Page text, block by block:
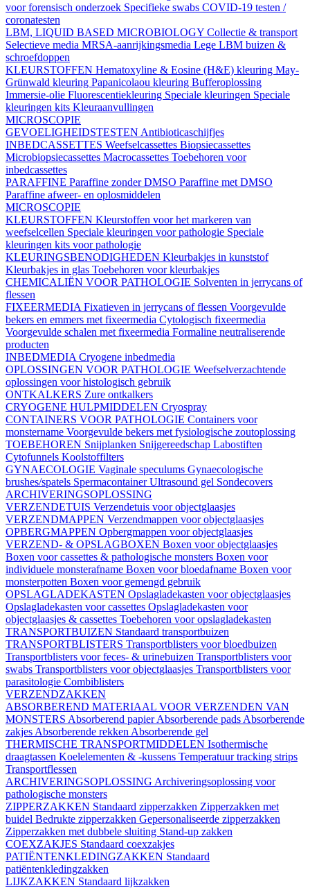
voor forensisch onderzoek Specifieke swabs COVID-19 testen /
coronatesten
LBM, LIQUID BASED MICROBIOLOGY Collectie & transport
Selectieve media MRSA-aanrijkingsmedia Lege LBM buizen &
schroefdoppen
KLEURSTOFFEN Hematoxyline & Eosine (H&E) kleuring May-
Grünwald kleuring Papanicolaou kleuring Bufferoplossing
Immersie-olie Fluorescentiekleuring Speciale kleuringen Speciale
kleuringen kits Kleuraanvullingen
MICROSCOPIE
GEVOELIGHEIDSTESTEN Antibioticaschijfjes
INBEDCASSETTES Weefselcassettes Biopsiecassettes
Microbiopsiecassettes Macrocassettes Toebehoren voor
inbedcassettes
PARAFFINE Paraffine zonder DMSO Paraffine met DMSO
Paraffine afweer- en oplosmiddelen
MICROSCOPIE
KLEURSTOFFEN Kleurstoffen voor het markeren van
weefselcellen Speciale kleuringen voor pathologie Speciale
kleuringen kits voor pathologie
KLEURINGSBENODIGHEDEN Kleurbakjes in kunststof
Kleurbakjes in glas Toebehoren voor kleurbakjes
CHEMICALIËN VOOR PATHOLOGIE Solventen in jerrycans of
flessen
FIXEERMEDIA Fixatieven in jerrycans of flessen Voorgevulde
bekers en emmers met fixeermedia Cytologisch fixeermedia
Voorgevulde schalen met fixeermedia Formaline neutraliserende
producten
INBEDMEDIA Cryogene inbedmedia
OPLOSSINGEN VOOR PATHOLOGIE Weefselverzachtende
oplossingen voor histologisch gebruik
ONTKALKERS Zure ontkalkers
CRYOGENE HULPMIDDELEN Cryospray
CONTAINERS VOOR PATHOLOGIE Containers voor
monstername Voorgevulde bekers met fysiologische zoutoplossing
TOEBEHOREN Snijplanken Snijgereedschap Labostiften
Cytofunnels Koolstoffilters
GYNAECOLOGIE Vaginale speculums Gynaecologische
brushes/spatels SpermacontainerUltrasound gel Sondecovers
ARCHIVERINGSOPLOSSING
VERZENDETUIS Verzendetuis voor objectglaasjes
VERZENDMAPPEN Verzendmappen voor objectglaasjes
OPBERGMAPPEN Opbergmappen voor objectglaasjes
VERZEND- & OPSLAGBOXEN Boxen voor objectglaasjes
Boxen voor cassettes & pathologische monsters Boxen voor
individuele monsterafname Boxen voor bloedafname Boxen voor
monsterpotten Boxen voor gemengd gebruik
OPSLAGLADEKASTEN Opslagladekasten voor objectglaasjes
Opslagladekasten voor cassettes Opslagladekasten voor
objectglaasjes & cassettes Toebehoren voor opslagladekasten
TRANSPORTBUIZEN Standaard transportbuizen
TRANSPORTBLISTERS Transportblisters voor bloedbuizen
Transportblisters voor feces- & urinebuizen Transportblisters voor
swabs Transportblisters voor objectglaasjes Transportblisters voor
parasitologie Combiblisters
VERZENDZAKKEN
ABSORBEREND MATERIAAL VOOR VERZENDEN VAN
MONSTERS Absorberend papierAbsorberende pads Absorberende
zakjes Absorberende rekken Absorberende gel
THERMISCHE TRANSPORTMIDDELEN Isothermische
draagtassen Koelelementen & -kussens Temperatuur tracking strips
Transportflessen
ARCHIVERINGSOPLOSSING Archiveringsoplossing voor
pathologische monsters
ZIPPERZAKKEN Standaard zipperzakken Zipperzakken met
buidel Bedrukte zipperzakken Gepersonaliseerde zipperzakken
Zipperzakken met dubbele sluiting Stand-up zakken
COEXZAKJES Standaard coexzakjes
PATIËNTENKLEDINGZAKKEN Standaard
patiëntenkledingzakken
LIJKZAKKEN Standaard lijkzakken